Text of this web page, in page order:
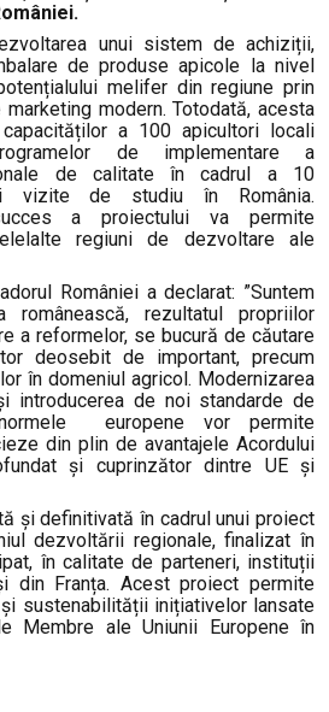
unui sistem de achiziții,
de produse apicole la nivel
melifer din regiune prin
modern. Totodată, acesta
a 100 apicultori locali
de implementare a
de calitate în cadrul a 10
vizite de studiu în România.
a proiectului va permite
regiuni de dezvoltare ale
României a declarat: ”Suntem
românească, rezultatul propriilor
a reformelor, se bucură de căutare
deosebit de important, precum
în domeniul agricol. Modernizarea
introducerea de noi standarde de
europene vor permite
din plin de avantajele Acordului
și cuprinzător dintre UE și
și definitivată în cadrul unui proiect
dezvoltării regionale, finalizat în
în calitate de parteneri, instituții
din Franța. Acest proiect permite
sustenabilității inițiativelor lansate
Membre ale Uniunii Europene în